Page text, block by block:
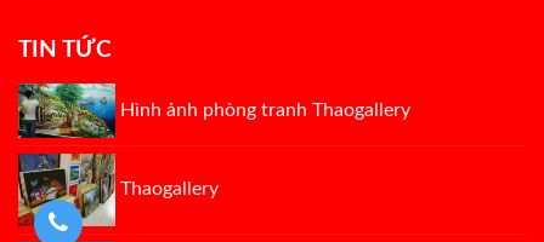
TIN TỨC
Hình ảnh phòng tranh Thaogallery
Thaogallery